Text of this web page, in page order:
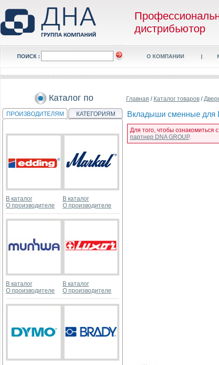
дистрибьютор
ПОИСК : О КОМПАНИИ |
Каталог по
ПРОИЗВОДИТЕЛЯМ КАТЕГОРИЯМ
В каталог
О производителе
В каталог
О производителе
В каталог
О производителе
В каталог
О производителе
Главная / Каталог товаров /
Вкладыши сменные для
Для того, чтобы
партнер DNA GROUP.